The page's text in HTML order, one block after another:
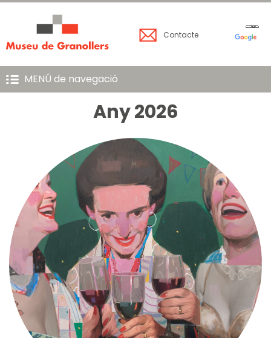
Contacte
MENÚ de navegació
Any 2026